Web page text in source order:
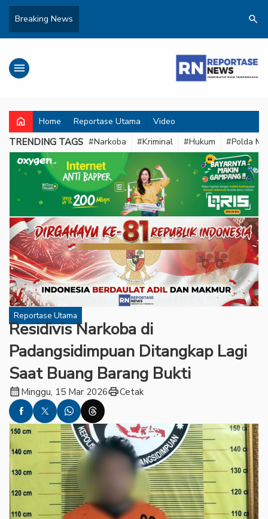
Breaking News search
menu
home Home Reportase Utama Video
TRENDING TAGS #Narkoba #Kriminal #Hukum #Polda
Reportase Utama
Residivis Narkoba di
Padangsidimpuan Ditangkap Lagi
Saat Buang Barang Bukti
calendar_month Minggu, 15 Mar 2026printCetak